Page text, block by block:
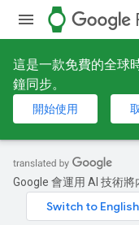
watch
這是一款免費的全球
鐘同步。
開始使用
Google 會運用 AI 技術